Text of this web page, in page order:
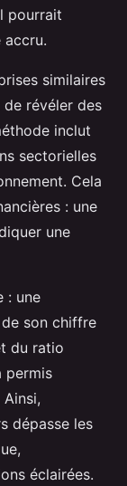
pourrait
accru.
similaires
de révéler des
inclut
sectorielles
Cela
: une
une
: une
son chiffre
du ratio
permis
dépasse les
éclairées.